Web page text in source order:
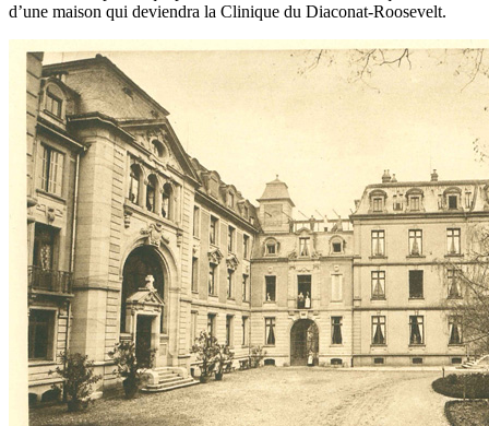
d’une maison qui deviendra la Clinique du Diaconat-Roosevelt.